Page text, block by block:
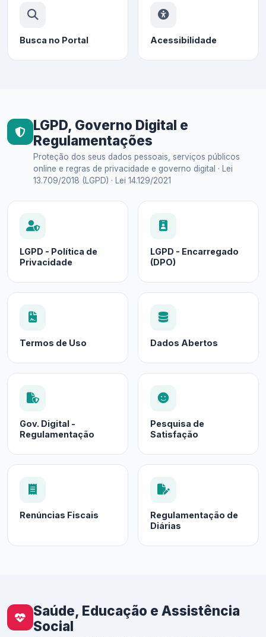
Busca no Portal Acessibilidade
LGPD, Governo Digital e
Regulamentações
Proteção dos seus dados pessoais, serviços públicos
online e regras de privacidade e governo digital · Lei
13.709/2018 (LGPD) · Lei 14.129/2021
LGPD - Política de
Privacidade
LGPD - Encarregado
(DPO)
Termos de Uso Dados Abertos
Gov. Digital -
Regulamentação
Pesquisa de
Satisfação
Renúncias Fiscais
Regulamentação de
Diárias
Saúde, Educação e Assistência
Social